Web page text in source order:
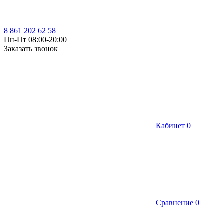
8 861 202 62 58
Пн-Пт 08:00-20:00
Заказать звонок
Кабинет 0
Сравнение 0